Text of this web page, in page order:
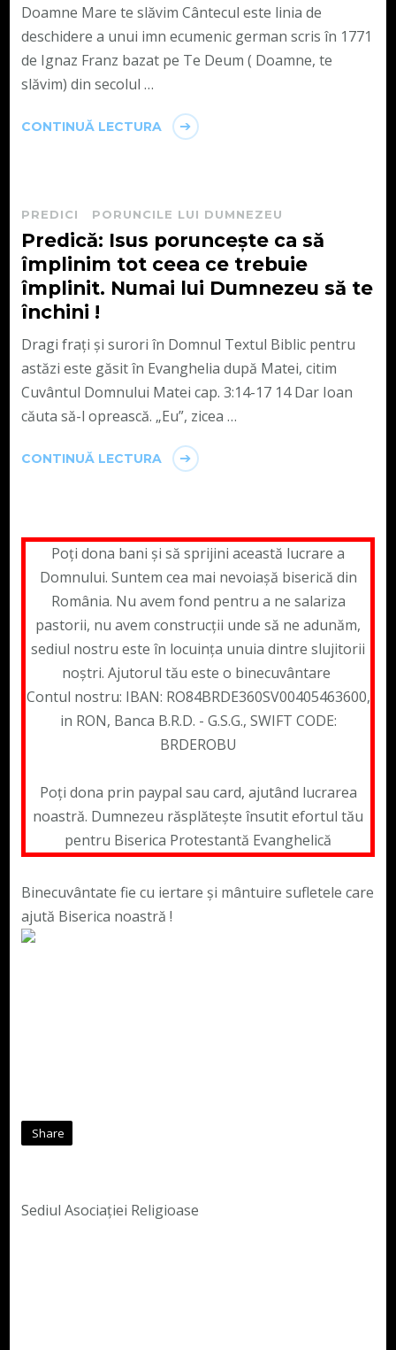
Doamne Mare te slăvim Cântecul este linia de
deschidere a unui imn ecumenic german scris în 1771
de Ignaz Franz bazat pe Te Deum ( Doamne, te
slăvim) din secolul …
CONTINUĂ LECTURA
PREDICI PORUNCILE LUI DUMNEZEU
Predică: Isus poruncește ca să
împlinim tot ceea ce trebuie
împlinit. Numai lui Dumnezeu să te
închini !
Dragi frați și surori în Domnul Textul Biblic pentru
astăzi este găsit în Evanghelia după Matei, citim
Cuvântul Domnului Matei cap. 3:14-17 14 Dar Ioan
căuta să-l oprească. „Eu”, zicea …
CONTINUĂ LECTURA
Poți dona bani și să sprijini această lucrare a
Domnului. Suntem cea mai nevoiașă biserică din
România. Nu avem fond pentru a ne salariza
pastorii, nu avem construcții unde să ne adunăm,
sediul nostru este în locuința unuia dintre slujitorii
noștri. Ajutorul tău este o binecuvântare
Contul nostru: IBAN: RO84BRDE360SV00405463600,
in RON, Banca B.R.D. - G.S.G., SWIFT CODE:
BRDEROBU
Poți dona prin paypal sau card, ajutând lucrarea
noastră. Dumnezeu răsplătește însutit efortul tău
pentru Biserica Protestantă Evanghelică
Binecuvântate fie cu iertare și mântuire sufletele care
ajută Biserica noastră !
Share
Sediul Asociației Religioase